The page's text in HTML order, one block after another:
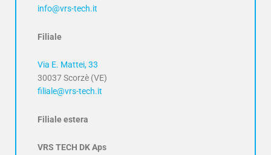
info@vrs-tech.it
Filiale
Via E. Mattei, 33
30037 Scorzè (VE)
filiale@vrs-tech.it
Filiale estera
VRS TECH DK Aps